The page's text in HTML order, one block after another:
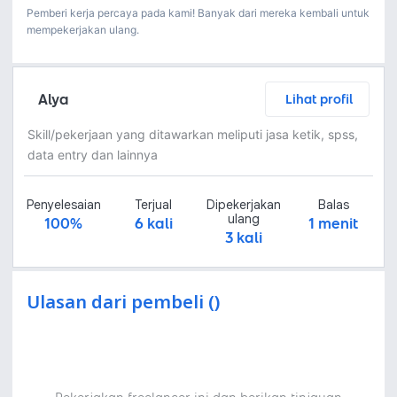
Pemberi kerja percaya pada kami! Banyak dari mereka kembali untuk
mempekerjakan ulang.
Alya Lihat profil
Skill/pekerjaan yang ditawarkan meliputi jasa ketik, spss,
data entry dan lainnya
Penyelesaian
100%
Terjual
6 kali
Dipekerjakan
ulang
3 kali
Balas
1 menit
Ulasan dari pembeli ()